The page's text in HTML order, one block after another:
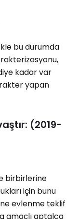
bu durumda
kadar var
yapan
(2019-
birbirlerine
için bunu
evlenme teklif
amaçlı aptalca